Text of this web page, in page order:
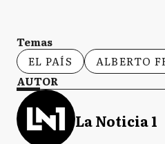
Temas
EL PAÍS
ALBERTO
AUTOR
La Noticia 1